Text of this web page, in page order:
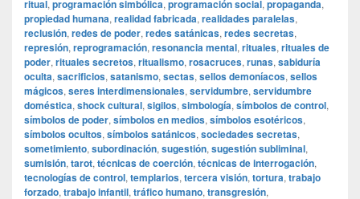
ritual, programación simbólica, programación social, propaganda,
propiedad humana, realidad fabricada, realidades paralelas,
reclusión, redes de poder, redes satánicas, redes secretas,
represión, reprogramación, resonancia mental, rituales, rituales de
poder, rituales secretos, ritualismo, rosacruces, runas, sabiduría
oculta, sacrificios, satanismo, sectas, sellos demoníacos, sellos
mágicos, seres interdimensionales, servidumbre, servidumbre
doméstica, shock cultural, sigilos, simbología, símbolos de control,
símbolos de poder, símbolos en medios, símbolos esotéricos,
símbolos ocultos, símbolos satánicos, sociedades secretas,
sometimiento, subordinación, sugestión, sugestión subliminal,
sumisión, tarot, técnicas de coerción, técnicas de interrogación,
tecnologías de control, templarios, tercera visión, tortura, trabajo
forzado, trabajo infantil, tráfico humano, transgresión,